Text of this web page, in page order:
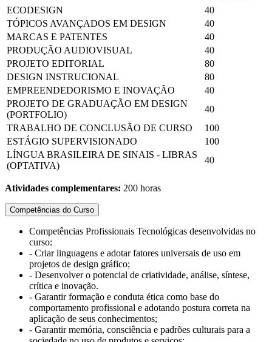
ECODESIGN
40
TÓPICOS AVANÇADOS EM DESIGN
40
MARCAS E PATENTES
40
PRODUÇÃO AUDIOVISUAL
40
PROJETO EDITORIAL
80
DESIGN INSTRUCIONAL
80
EMPREENDEDORISMO E INOVAÇÃO
40
PROJETO DE GRADUAÇÃO EM DESIGN
(PORTFOLIO)
40
TRABALHO DE CONCLUSÃO DE CURSO
100
ESTÁGIO SUPERVISIONADO
100
LÍNGUA BRASILEIRA DE SINAIS - LIBRAS
(OPTATIVA)
40
Atividades complementares: 200 horas
Competências do Curso
Competências Profissionais Tecnológicas desenvolvidas no
curso:
- Criar linguagens e adotar fatores universais de uso em
projetos de design gráfico;
- Desenvolver o potencial de criatividade, análise, síntese,
crítica e inovação.
- Garantir formação e conduta ética como base do
comportamento profissional e adotando postura correta na
aplicação de seus conhecimentos;
- Garantir memória, consciência e padrões culturais para a